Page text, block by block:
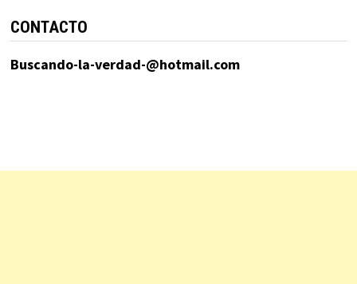
CONTACTO
Buscando-la-verdad-@hotmail.com